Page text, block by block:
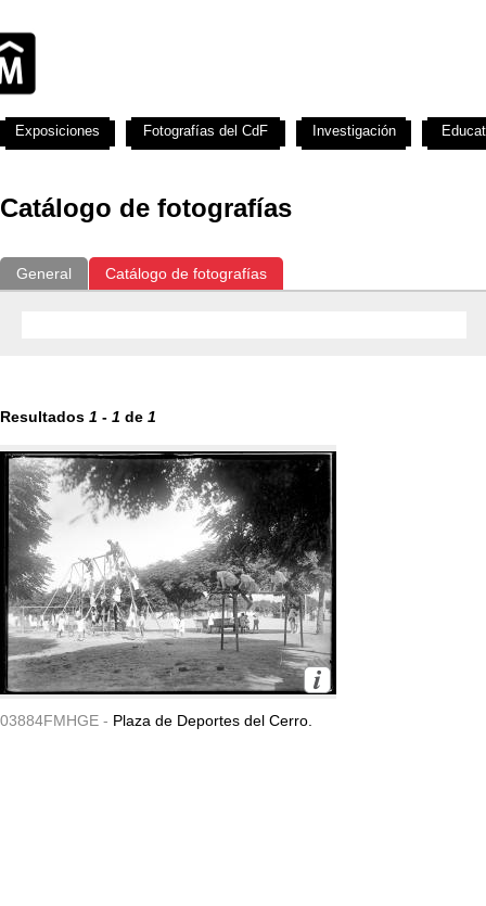
Catálogo de fotografías
General Catálogo de fotografías
Resultados 1 - 1 de 1
03884FMHGE - Plaza de Deportes del Cerro.
Exposiciones Fotografías del CdF Investigación